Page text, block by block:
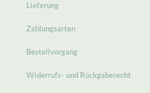
Lieferung
Zahlungsarten
Bestellvorgang
Widerrufs- und Rückgaberecht